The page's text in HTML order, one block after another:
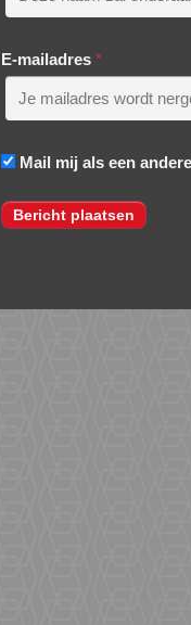
E-mailadres *
Mail mij als een